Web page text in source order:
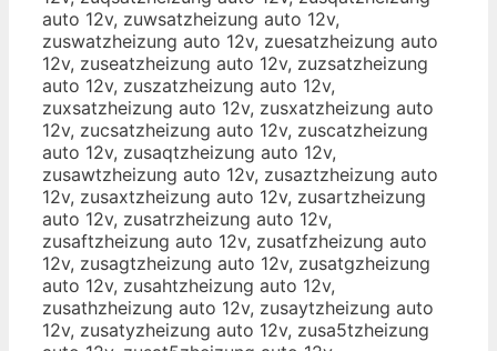
auto 12v, zuwsatzheizung auto 12v,
zuswatzheizung auto 12v, zuesatzheizung auto
12v, zuseatzheizung auto 12v, zuzsatzheizung
auto 12v, zuszatzheizung auto 12v,
zuxsatzheizung auto 12v, zusxatzheizung auto
12v, zucsatzheizung auto 12v, zuscatzheizung
auto 12v, zusaqtzheizung auto 12v,
zusawtzheizung auto 12v, zusaztzheizung auto
12v, zusaxtzheizung auto 12v, zusartzheizung
auto 12v, zusatrzheizung auto 12v,
zusaftzheizung auto 12v, zusatfzheizung auto
12v, zusagtzheizung auto 12v, zusatgzheizung
auto 12v, zusahtzheizung auto 12v,
zusathzheizung auto 12v, zusaytzheizung auto
12v, zusatyzheizung auto 12v, zusa5tzheizung